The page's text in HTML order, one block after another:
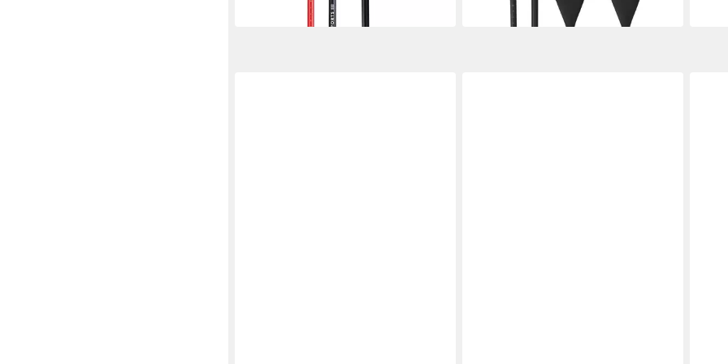
in 3-4 Werktagen bei dir
in 3-4 Werktagen bei dir